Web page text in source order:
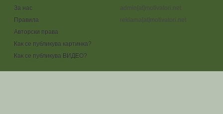
За нас
Правила
Авторски права
Как се публикува картинка?
Как се публикува ВИДЕО?
admin[at]motivatori.net
reklama[at]motivatori.net